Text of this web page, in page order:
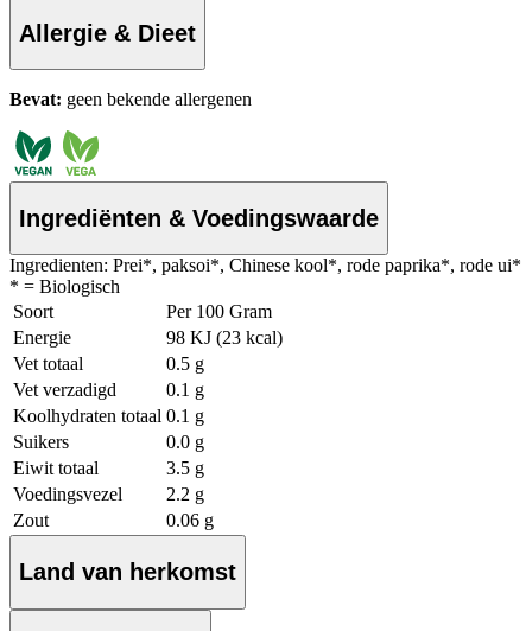
Allergie & Dieet
Bevat: geen bekende allergenen
Ingrediënten & Voedingswaarde
Ingredienten: Prei*, paksoi*, Chinese kool*, rode paprika*, rode ui*
* = Biologisch
Soort
Per 100 Gram
Energie
98 KJ (23 kcal)
Vet totaal
0.5 g
Vet verzadigd
0.1 g
Koolhydraten totaal 0.1 g
Suikers
0.0 g
Eiwit totaal
3.5 g
Voedingsvezel
2.2 g
Zout
0.06 g
Land van herkomst